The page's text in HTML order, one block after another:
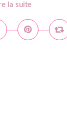
la suite